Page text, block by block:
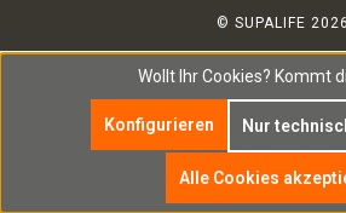
© SUPALIFE 2026
Wollt Ihr Cookies? Kommt
Nur
Konfigurieren
Alle Cookies